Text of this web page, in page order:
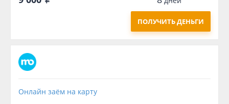
ПОЛУЧИТЬ ДЕНЬГИ
Онлайн заём на карту